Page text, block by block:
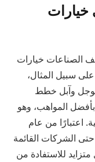
خيارات
الصناعات خيارات
سبيل المثال،
جوجل وآبل خطط
المواهب، وهو
اعتبارًا من عام
و حتى الشركات القائمة
للاستفادة من